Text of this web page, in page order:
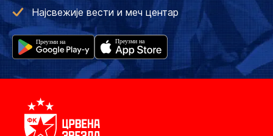
Најсвежије вести и меч центар